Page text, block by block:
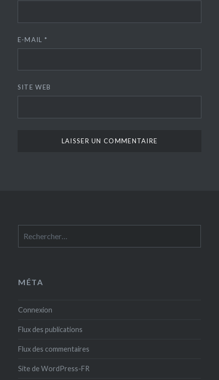
E-MAIL *
SITE WEB
MÉTA
Connexion
Flux des publications
Flux des commentaires
Site de WordPress-FR